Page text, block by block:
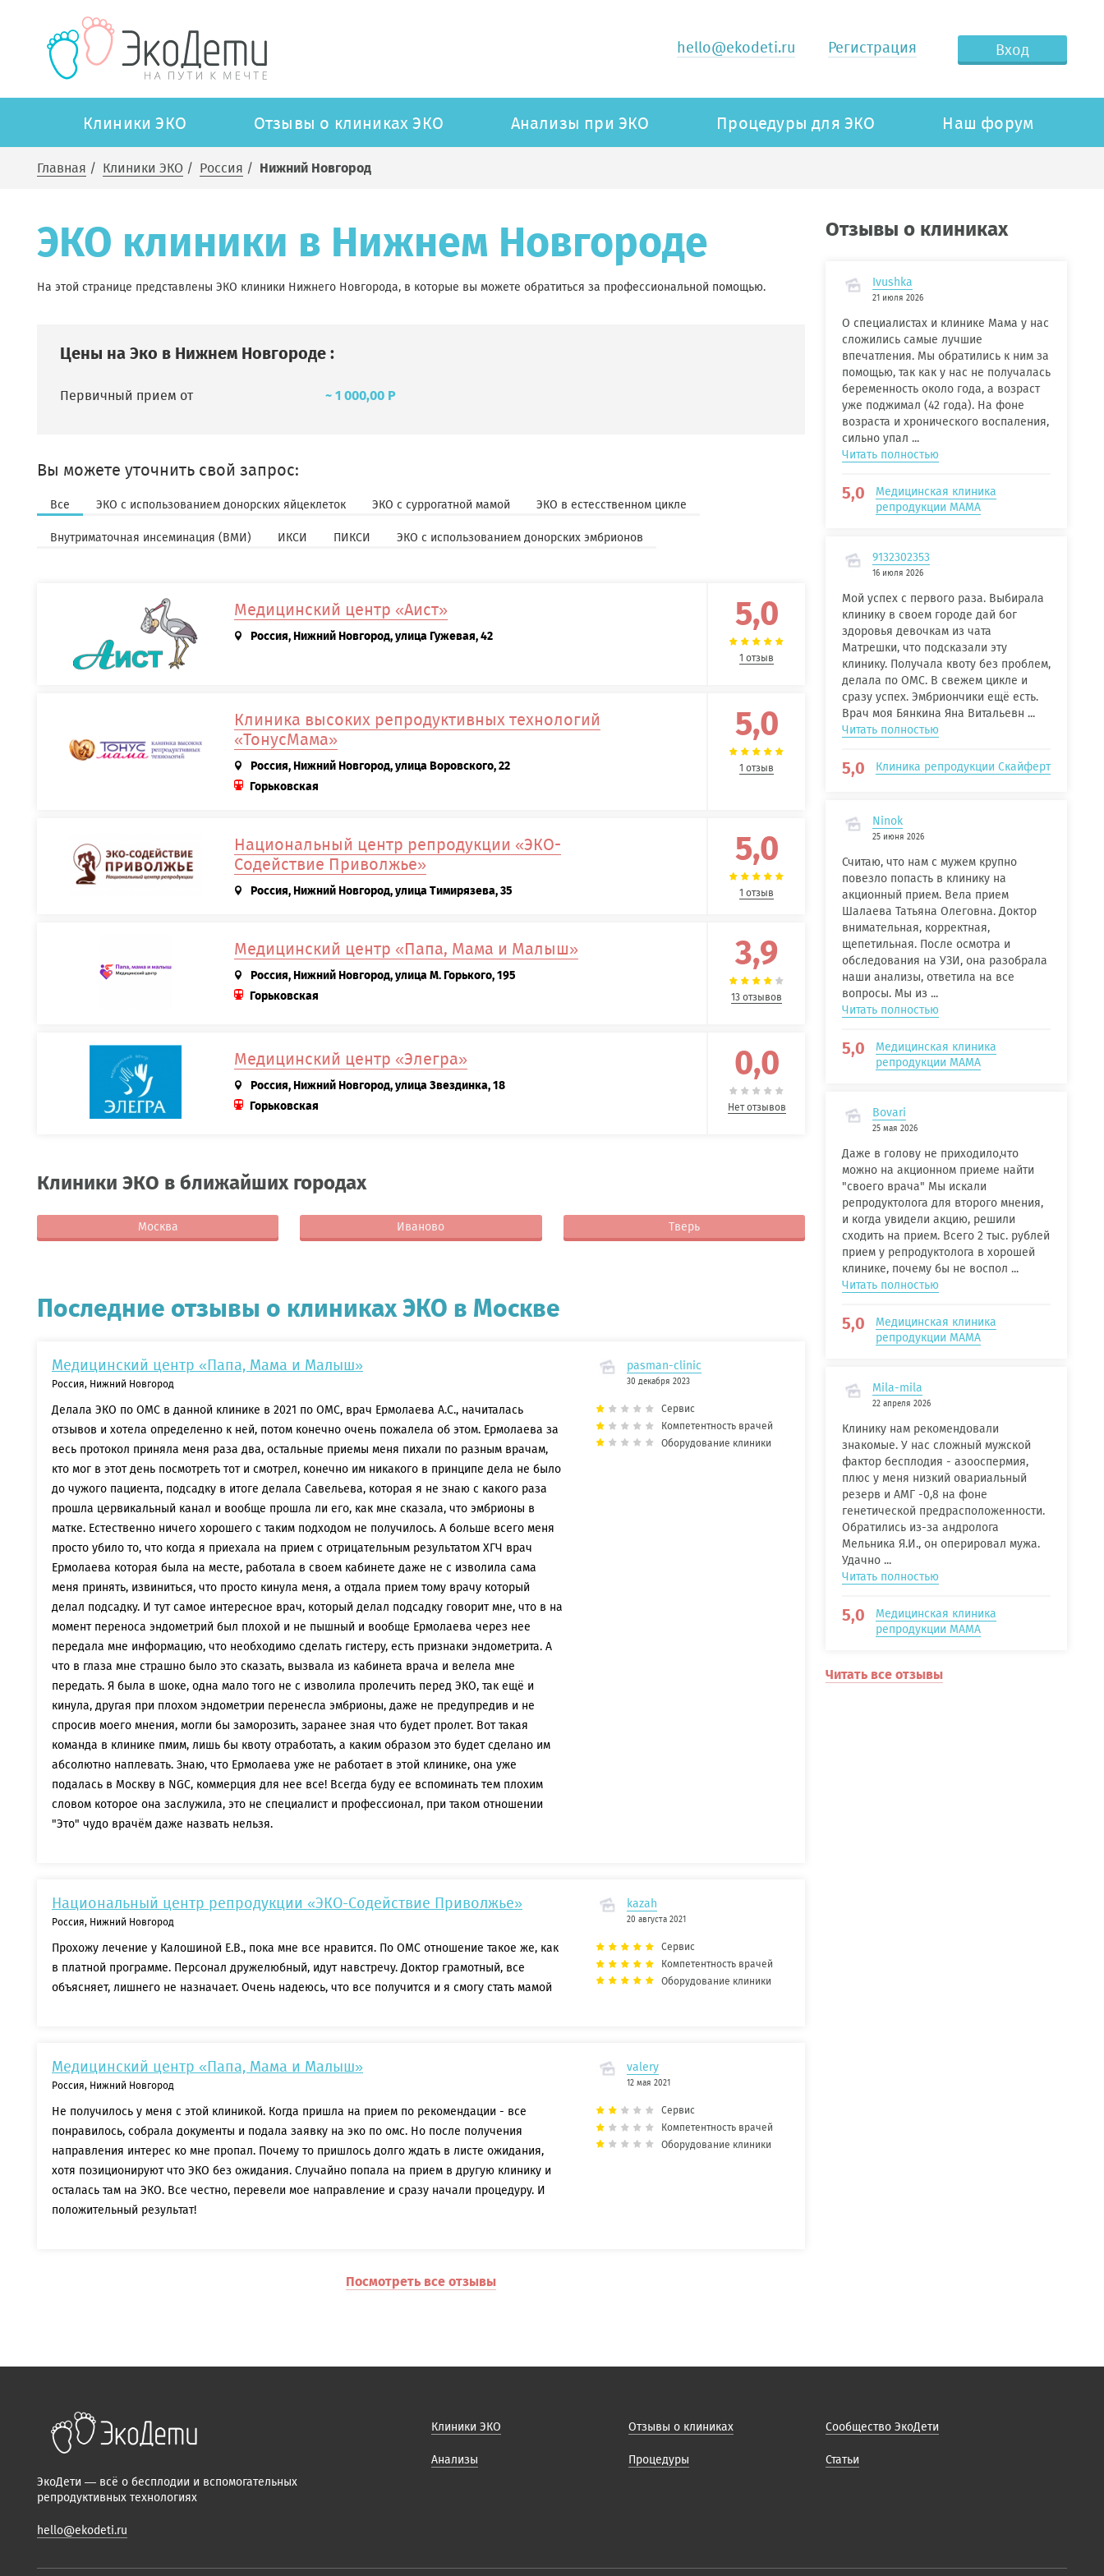
hello@ekodeti.ru Регистрация Вход
Клиники ЭКО Отзывы о клиниках ЭКО Анализы при ЭКО Процедуры для ЭКО Наш форум
Главная / Клиники ЭКО / Россия / Нижний Новгород
ЭКО клиники в Нижнем Новгороде
На этой странице представлены ЭКО клиники Нижнего Новгорода, в которые вы можете обратиться за профессиональной помощью.
Цены на Эко в Нижнем Новгороде :
Первичный прием от ~ 1 000,00 Р
Вы можете уточнить свой запрос:
Все ЭКО с использованием донорских яйцеклеток ЭКО с суррогатной мамой ЭКО в естесственном цикле
Внутриматочная инсеминация (ВМИ) ИКСИ ПИКСИ ЭКО с использованием донорских эмбрионов
Медицинский центр «Аист»
Россия, Нижний Новгород, улица Гужевая, 42
5,0
1 отзыв
Клиника высоких репродуктивных технологий
«ТонусМама»
Россия, Нижний Новгород, улица Воровского, 22
Горьковская
5,0
1 отзыв
Национальный центр репродукции «ЭКО-
Содействие Приволжье»
Россия, Нижний Новгород, улица Тимирязева, 35
5,0
1 отзыв
Медицинский центр «Папа, Мама и Малыш»
Россия, Нижний Новгород, улица М. Горького, 195
Горьковская
3,9
13 отзывов
Медицинский центр «Элегра»
Россия, Нижний Новгород, улица Звездинка, 18
Горьковская
0,0
Нет отзывов
Клиники ЭКО в ближайших городах
Москва Иваново Тверь
Последние отзывы о клиниках ЭКО в Москве
Медицинский центр «Папа, Мама и Малыш»
Россия, Нижний Новгород
Делала ЭКО по ОМС в данной клинике в 2021 по ОМС, врач Ермолаева А.С., начиталась
отзывов и хотела определенно к ней, потом конечно очень пожалела об этом. Ермолаева за
весь протокол приняла меня раза два, остальные приемы меня пихали по разным врачам,
кто мог в этот день посмотреть тот и смотрел, конечно им никакого в принципе дела не было
до чужого пациента, подсадку в итоге делала Савельева, которая я не знаю с какого раза
прошла цервикальный канал и вообще прошла ли его, как мне сказала, что эмбрионы в
матке. Естественно ничего хорошего с таким подходом не получилось. А больше всего меня
просто убило то, что когда я приехала на прием с отрицательным результатом ХГЧ врач
Ермолаева которая была на месте, работала в своем кабинете даже не с изволила сама
меня принять, извиниться, что просто кинула меня, а отдала прием тому врачу который
делал подсадку. И тут самое интересное врач, который делал подсадку говорит мне, что в на
момент переноса эндометрий был плохой и не пышный и вообще Ермолаева через нее
передала мне информацию, что необходимо сделать гистеру, есть признаки эндометрита. А
что в глаза мне страшно было это сказать, вызвала из кабинета врача и велела мне
передать. Я была в шоке, одна мало того не с изволила пролечить перед ЭКО, так ещё и
кинула, другая при плохом эндометрии перенесла эмбрионы, даже не предупредив и не
спросив моего мнения, могли бы заморозить, заранее зная что будет пролет. Вот такая
команда в клинике пмим, лишь бы квоту отработать, а каким образом это будет сделано им
абсолютно наплевать. Знаю, что Ермолаева уже не работает в этой клинике, она уже
подалась в Москву в NGC, коммерция для нее все! Всегда буду ее вспоминать тем плохим
словом которое она заслужила, это не специалист и профессионал, при таком отношении
"Это" чудо врачём даже назвать нельзя.
pasman-clinic
30 декабря 2023
Сервис
Компетентность врачей
Оборудование клиники
Национальный центр репродукции «ЭКО-Содействие Приволжье»
Россия, Нижний Новгород
Прохожу лечение у Калошиной Е.В., пока мне все нравится. По ОМС отношение такое же, как
в платной программе. Персонал дружелюбный, идут навстречу. Доктор грамотный, все
объясняет, лишнего не назначает. Очень надеюсь, что все получится и я смогу стать мамой
kazah
20 августа 2021
Сервис
Компетентность врачей
Оборудование клиники
Медицинский центр «Папа, Мама и Малыш»
Россия, Нижний Новгород
Не получилось у меня с этой клиникой. Когда пришла на прием по рекомендации - все
понравилось, собрала документы и подала заявку на эко по омс. Но после получения
направления интерес ко мне пропал. Почему то пришлось долго ждать в листе ожидания,
хотя позиционируют что ЭКО без ожидания. Случайно попала на прием в другую клинику и
осталась там на ЭКО. Все честно, перевели мое направление и сразу начали процедуру. И
положительный результат!
valery
12 мая 2021
Сервис
Компетентность врачей
Оборудование клиники
Посмотреть все отзывы
Отзывы о клиниках
Ivushka
21 июля 2026
О специалистах и клинике Мама у нас
сложились самые лучшие
впечатления. Мы обратились к ним за
помощью, так как у нас не получалась
беременность около года, а возраст
уже поджимал (42 года). На фоне
возраста и хронического воспаления,
сильно упал ...
Читать полностью
5,0
Медицинская клиника
репродукции МАМА
9132302353
16 июля 2026
Мой успех с первого раза. Выбирала
клинику в своем городе дай бог
здоровья девочкам из чата
Матрешки, что подсказали эту
клинику. Получала квоту без проблем,
делала по ОМС. В свежем цикле и
сразу успех. Эмбриончики ещё есть.
Врач моя Бянкина Яна Витальевн ...
Читать полностью
5,0 Клиника репродукции Скайферт
Ninok
25 июня 2026
Считаю, что нам с мужем крупно
повезло попасть в клинику на
акционный прием. Вела прием
Шалаева Татьяна Олеговна. Доктор
внимательная, корректная,
щепетильная. После осмотра и
обследования на УЗИ, она разобрала
наши анализы, ответила на все
вопросы. Мы из ...
Читать полностью
5,0
Медицинская клиника
репродукции МАМА
Bovari
25 мая 2026
Даже в голову не приходило,что
можно на акционном приеме найти
"своего врача" Мы искали
репродуктолога для второго мнения,
и когда увидели акцию, решили
сходить на прием. Всего 2 тыс. рублей
прием у репродуктолога в хорошей
клинике, почему бы не воспол ...
Читать полностью
5,0
Медицинская клиника
репродукции МАМА
Mila-mila
22 апреля 2026
Клинику нам рекомендовали
знакомые. У нас сложный мужской
фактор бесплодия - азооспермия,
плюс у меня низкий овариальный
резерв и АМГ -0,8 на фоне
генетической предрасположенности.
Обратились из-за андролога
Мельника Я.И., он оперировал мужа.
Удачно ...
Читать полностью
5,0
Медицинская клиника
репродукции МАМА
Читать все отзывы
ЭкоДети — всё о бесплодии и вспомогательных
репродуктивных технологиях
hello@ekodeti.ru
Клиники ЭКО Отзывы о клиниках Сообщество ЭкоДети
Анализы Процедуры Статьи